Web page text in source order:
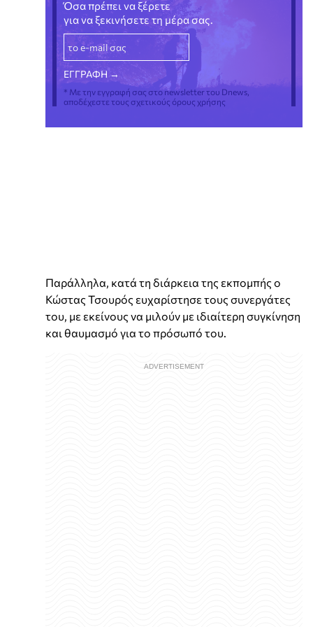
Όσα πρέπει να ξέρετε
για να ξεκινήσετε τη μέρα σας.
* Με την εγγραφή σας στο newsletter του Dnews,
αποδέχεστε τους σχετικούς όρους χρήσης
Παράλληλα, κατά τη διάρκεια της εκπομπής ο
Κώστας Τσουρός ευχαρίστησε τους συνεργάτες
του, με εκείνους να μιλούν με ιδιαίτερη συγκίνηση
και θαυμασμό για το πρόσωπό του.